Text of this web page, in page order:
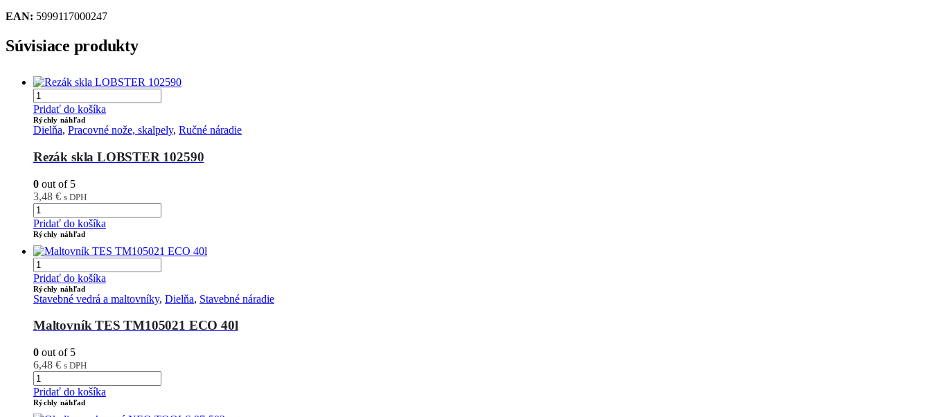
EAN: 5999117000247
Súvisiace produkty
Pridať do košíka
Rýchly náhľad
Dielňa, Pracovné nože, skalpely, Ručné náradie
Rezák skla LOBSTER 102590
0 out of 5
3,48 € s DPH
Pridať do košíka
Rýchly náhľad
Pridať do košíka
Rýchly náhľad
Stavebné vedrá a maltovníky, Dielňa, Stavebné náradie
Maltovník TES TM105021 ECO 40l
0 out of 5
6,48 € s DPH
Pridať do košíka
Rýchly náhľad